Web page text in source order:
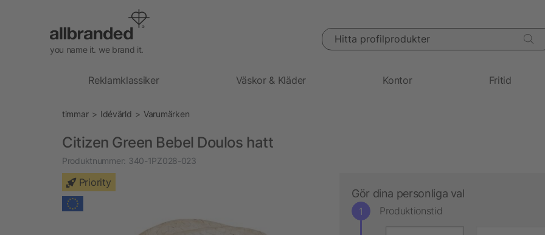
you name it. we brand it.
Hitta profilprodukter
Reklamklassiker Väskor & Kläder Kontor Fritid
timmar Idévärld Varumärken
Citizen Green Bebel Doulos hatt
Produktnummer: 340-1PZ028-023
Priority
Gör dina personliga val
Produktionstid